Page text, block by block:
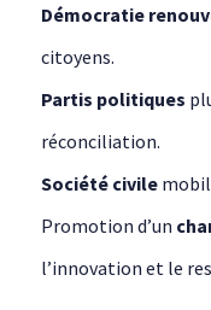
Démocratie
citoyens.
Partis politiques
réconciliation.
Société civile
Promotion d’un
l’innovation et le